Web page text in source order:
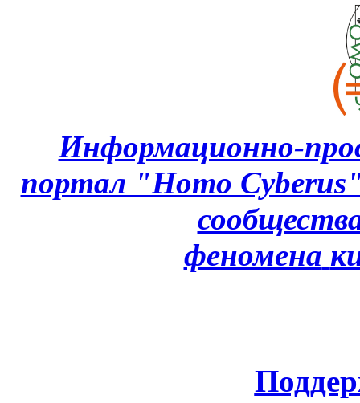
Информационно-
портал "Homo
феномена